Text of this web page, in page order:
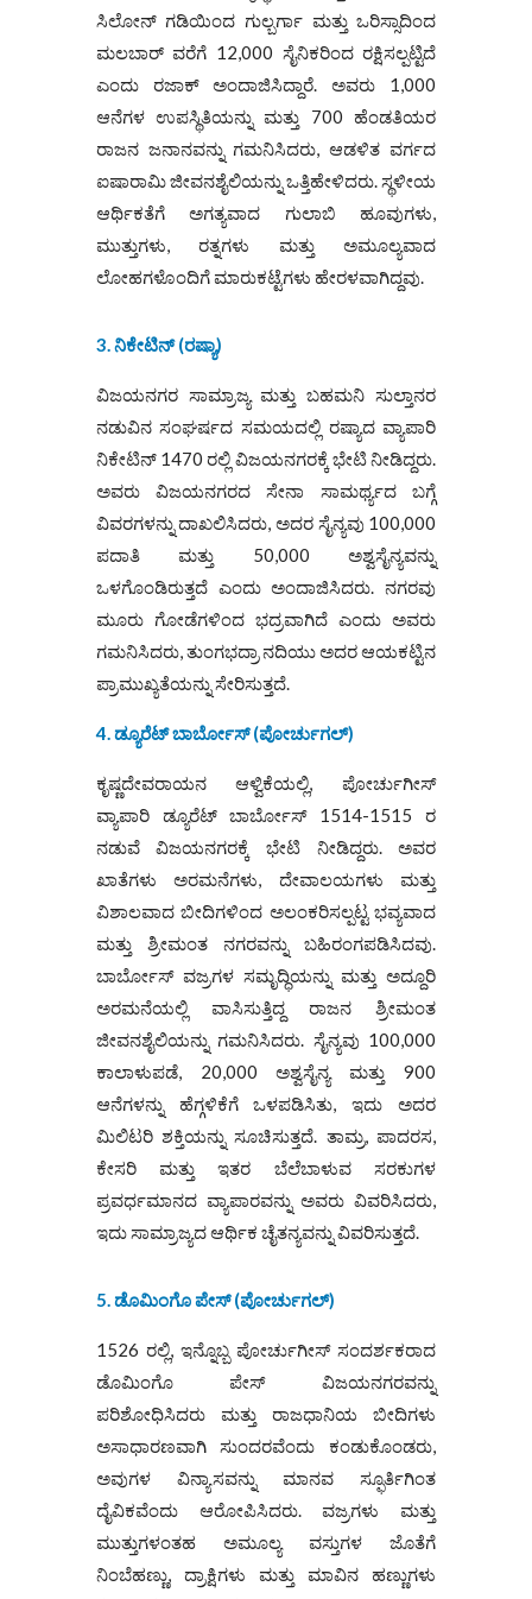
ಸಿಲೋನ್ ಗಡಿಯಿಂದ ಗುಲ್ಬರ್ಗಾ ಮತ್ತು ಒರಿಸ್ಸಾದಿಂದ
ಮಲಬಾರ್ ವರೆಗೆ 12,000 ಸೈನಿಕರಿಂದ ರಕ್ಷಿಸಲ್ಪಟ್ಟಿದೆ
ಎಂದು ರಜಾಕ್ ಅಂದಾಜಿಸಿದ್ದಾರೆ. ಅವರು 1,000
ಆನೆಗಳ ಉಪಸ್ಥಿತಿಯನ್ನು ಮತ್ತು 700 ಹೆಂಡತಿಯರ
ರಾಜನ ಜನಾನವನ್ನು ಗಮನಿಸಿದರು, ಆಡಳಿತ ವರ್ಗದ
ಐಷಾರಾಮಿ ಜೀವನಶೈಲಿಯನ್ನು ಒತ್ತಿಹೇಳಿದರು. ಸ್ಥಳೀಯ
ಆರ್ಥಿಕತೆಗೆ ಅಗತ್ಯವಾದ ಗುಲಾಬಿ ಹೂವುಗಳು,
ಮುತ್ತುಗಳು, ರತ್ನಗಳು ಮತ್ತು ಅಮೂಲ್ಯವಾದ
ಲೋಹಗಳೊಂದಿಗೆ ಮಾರುಕಟ್ಟೆಗಳು ಹೇರಳವಾಗಿದ್ದವು.
3. ನಿಕೇಟಿನ್ (ರಷ್ಯಾ)
ವಿಜಯನಗರ ಸಾಮ್ರಾಜ್ಯ ಮತ್ತು ಬಹಮನಿ ಸುಲ್ತಾನರ
ನಡುವಿನ ಸಂಘರ್ಷದ ಸಮಯದಲ್ಲಿ ರಷ್ಯಾದ ವ್ಯಾಪಾರಿ
ನಿಕೇಟಿನ್ 1470 ರಲ್ಲಿ ವಿಜಯನಗರಕ್ಕೆ ಭೇಟಿ ನೀಡಿದ್ದರು.
ಅವರು ವಿಜಯನಗರದ ಸೇನಾ ಸಾಮರ್ಥ್ಯದ ಬಗ್ಗೆ
ವಿವರಗಳನ್ನು ದಾಖಲಿಸಿದರು, ಅದರ ಸೈನ್ಯವು 100,000
ಪದಾತಿ ಮತ್ತು 50,000 ಅಶ್ವಸೈನ್ಯವನ್ನು
ಒಳಗೊಂಡಿರುತ್ತದೆ ಎಂದು ಅಂದಾಜಿಸಿದರು. ನಗರವು
ಮೂರು ಗೋಡೆಗಳಿಂದ ಭದ್ರವಾಗಿದೆ ಎಂದು ಅವರು
ಗಮನಿಸಿದರು, ತುಂಗಭದ್ರಾ ನದಿಯು ಅದರ ಆಯಕಟ್ಟಿನ
ಪ್ರಾಮುಖ್ಯತೆಯನ್ನು ಸೇರಿಸುತ್ತದೆ.
4. ಡ್ಯೂರೆಟ್ ಬಾರ್ಬೋಸ್ (ಪೋರ್ಚುಗಲ್)
ಕೃಷ್ಣದೇವರಾಯನ ಆಳ್ವಿಕೆಯಲ್ಲಿ, ಪೋರ್ಚುಗೀಸ್
ವ್ಯಾಪಾರಿ ಡ್ಯೂರೆಟ್ ಬಾರ್ಬೋಸ್ 1514-1515 ರ
ನಡುವೆ ವಿಜಯನಗರಕ್ಕೆ ಭೇಟಿ ನೀಡಿದ್ದರು. ಅವರ
ಖಾತೆಗಳು ಅರಮನೆಗಳು, ದೇವಾಲಯಗಳು ಮತ್ತು
ವಿಶಾಲವಾದ ಬೀದಿಗಳಿಂದ ಅಲಂಕರಿಸಲ್ಪಟ್ಟ ಭವ್ಯವಾದ
ಮತ್ತು ಶ್ರೀಮಂತ ನಗರವನ್ನು ಬಹಿರಂಗಪಡಿಸಿದವು.
ಬಾರ್ಬೋಸ್ ವಜ್ರಗಳ ಸಮೃದ್ಧಿಯನ್ನು ಮತ್ತು ಅದ್ದೂರಿ
ಅರಮನೆಯಲ್ಲಿ ವಾಸಿಸುತ್ತಿದ್ದ ರಾಜನ ಶ್ರೀಮಂತ
ಜೀವನಶೈಲಿಯನ್ನು ಗಮನಿಸಿದರು. ಸೈನ್ಯವು 100,000
ಕಾಲಾಳುಪಡೆ, 20,000 ಅಶ್ವಸೈನ್ಯ ಮತ್ತು 900
ಆನೆಗಳನ್ನು ಹೆಗ್ಗಳಿಕೆಗೆ ಒಳಪಡಿಸಿತು, ಇದು ಅದರ
ಮಿಲಿಟರಿ ಶಕ್ತಿಯನ್ನು ಸೂಚಿಸುತ್ತದೆ. ತಾಮ್ರ, ಪಾದರಸ,
ಕೇಸರಿ ಮತ್ತು ಇತರ ಬೆಲೆಬಾಳುವ ಸರಕುಗಳ
ಪ್ರವರ್ಧಮಾನದ ವ್ಯಾಪಾರವನ್ನು ಅವರು ವಿವರಿಸಿದರು,
ಇದು ಸಾಮ್ರಾಜ್ಯದ ಆರ್ಥಿಕ ಚೈತನ್ಯವನ್ನು ವಿವರಿಸುತ್ತದೆ.
5. ಡೊಮಿಂಗೊಪೇಸ್ (ಪೋರ್ಚುಗಲ್)
1526 ರಲ್ಲಿ, ಇನ್ನೊಬ್ಬ ಪೋರ್ಚುಗೀಸ್ ಸಂದರ್ಶಕರಾದ
ಡೊಮಿಂಗೊ ​​ಪೇಸ್ ವಿಜಯನಗರವನ್ನು
ಪರಿಶೋಧಿಸಿದರು ಮತ್ತು ರಾಜಧಾನಿಯ ಬೀದಿಗಳು
ಅಸಾಧಾರಣವಾಗಿ ಸುಂದರವೆಂದು ಕಂಡುಕೊಂಡರು,
ಅವುಗಳ ವಿನ್ಯಾಸವನ್ನು ಮಾನವ ಸ್ಫೂರ್ತಿಗಿಂತ
ದೈವಿಕವೆಂದು ಆರೋಪಿಸಿದರು. ವಜ್ರಗಳು ಮತ್ತು
ಮುತ್ತುಗಳಂತಹ ಅಮೂಲ್ಯ ವಸ್ತುಗಳ ಜೊತೆಗೆ
ನಿಂಬೆಹಣ್ಣು, ದ್ರಾಕ್ಷಿಗಳು ಮತ್ತು ಮಾವಿನ ಹಣ್ಣುಗಳು